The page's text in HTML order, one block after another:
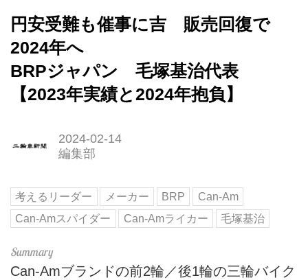
円安受難も催事に吉 販売回復で
2024年へ
BRPジャパン 毛塚基治代表
【2023年実績と2024年抱負】
2024-02-14
編集部
考えるリーダー メーカー BRP
Can-Am
Can-Amスパイダー
Can-Amライカー 毛塚基治
Can-Amブランドの前2輪／後1輪の三輪バイク